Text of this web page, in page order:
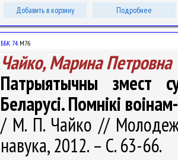
Добавить в корзину Подробнее
ББК 74.М76
Чайко, Марина Петровна
Патрыятычны змест
Беларусі. Помнікі
/ М. П. Чайко //
навука, 2012. – С. 63-66.